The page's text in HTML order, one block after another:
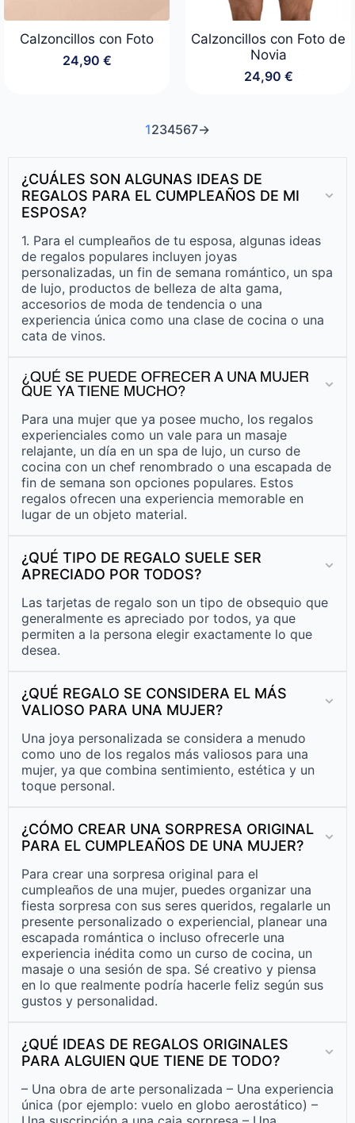
Calzoncillos con Foto
24,90 €
Calzoncillos con Foto de
Novia
24,90 €
1234567→
¿CUÁLES SON ALGUNAS IDEAS DE
REGALOS PARA EL CUMPLEAÑOS DE MI
ESPOSA?
1. Para el cumpleaños de tu esposa, algunas ideas
de regalos populares incluyen joyas
personalizadas, un fin de semana romántico, un spa
de lujo, productos de belleza de alta gama,
accesorios de moda de tendencia o una
experiencia única como una clase de cocina o una
cata de vinos.
¿QUÉ SE PUEDE OFRECER A UNA MUJER
QUE YA TIENE MUCHO?
Para una mujer que ya posee mucho, los regalos
experienciales como un vale para un masaje
relajante, un día en un spa de lujo, un curso de
cocina con un chef renombrado o una escapada de
fin de semana son opciones populares. Estos
regalos ofrecen una experiencia memorable en
lugar de un objeto material.
¿QUÉ TIPO DE REGALO SUELE SER
APRECIADO POR TODOS?
Las tarjetas de regalo son un tipo de obsequio que
generalmente es apreciado por todos, ya que
permiten a la persona elegir exactamente lo que
desea.
¿QUÉ REGALO SE CONSIDERA EL MÁS
VALIOSO PARA UNA MUJER?
Una joya personalizada se considera a menudo
como uno de los regalos más valiosos para una
mujer, ya que combina sentimiento, estética y un
toque personal.
¿CÓMO CREAR UNA SORPRESA ORIGINAL
PARA EL CUMPLEAÑOS DE UNA MUJER?
Para crear una sorpresa original para el
cumpleaños de una mujer, puedes organizar una
fiesta sorpresa con sus seres queridos, regalarle un
presente personalizado o experiencial, planear una
escapada romántica o incluso ofrecerle una
experiencia inédita como un curso de cocina, un
masaje o una sesión de spa. Sé creativo y piensa
en lo que realmente podría hacerle feliz según sus
gustos y personalidad.
¿QUÉ IDEAS DE REGALOS ORIGINALES
PARA ALGUIEN QUE TIENE DE TODO?
– Una obra de arte personalizada – Una experiencia
única (por ejemplo: vuelo en globo aerostático) –